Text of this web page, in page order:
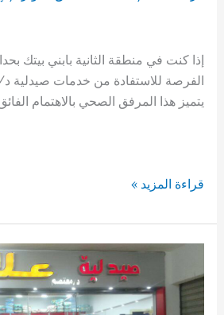
إذا كنت في منطقة الثانية بابني بيتك
الفرصة للاستفادة من خدمات صيدلية
يتميز هذا المرفق الصحي بالاهتمام
صيدلية
/
مينا
الثانية
قراءة المزيد »